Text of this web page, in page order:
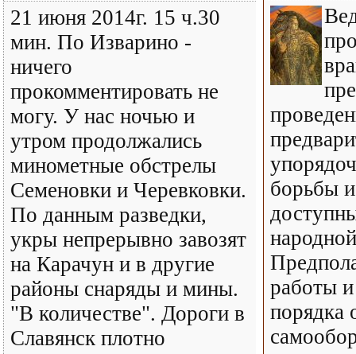
21 июня 2014г. 15 ч.30
мин. По Изварино -
ничего
прокомментировать не
могу. У нас ночью и
утром продолжались
минометные обстрелы
Семеновки и Черевковки.
По данным разведки,
укры непрерывно завозят
на Карачун и в другие
районы снаряды и мины.
"В количестве". Дороги в
Славянск плотно
борьбы
работы
порядка